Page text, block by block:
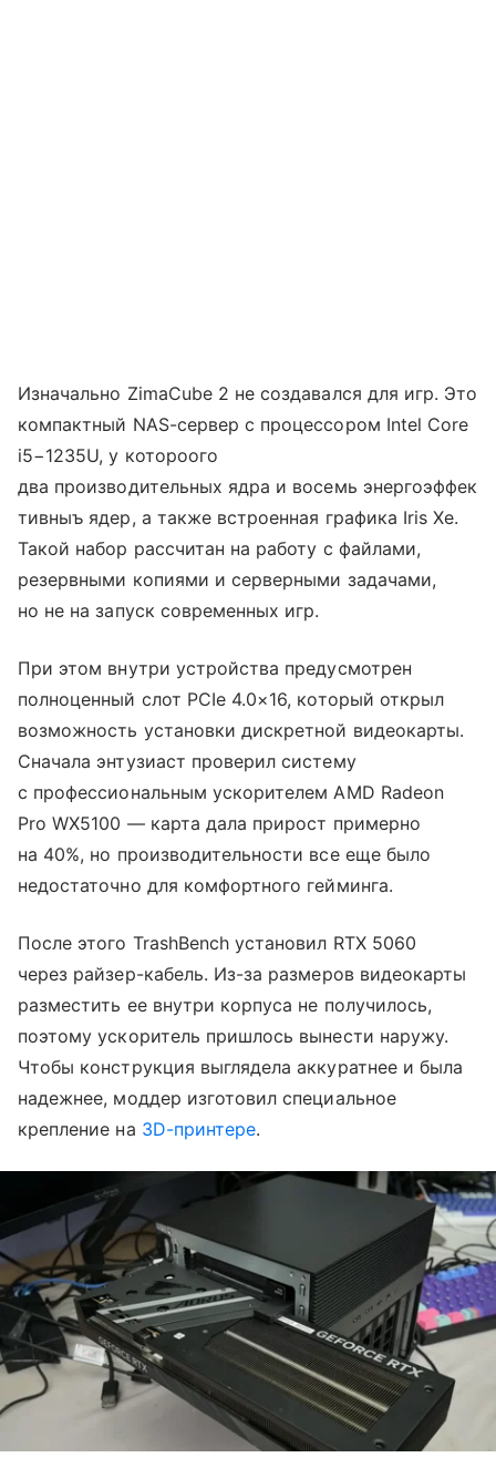
Изначально ZimaCube 2 не создавался для игр. Это
компактный NAS-сервер с процессором Intel Core
i5−1235U, у котороого
два производительных ядра и восемь энергоэффек
тивныъ ядер, а также встроенная графика Iris Xe.
Такой набор рассчитан на работу с файлами,
резервными копиями и серверными задачами,
но не на запуск современных игр.
При этом внутри устройства предусмотрен
полноценный слот PCIe 4.0×16, который открыл
возможность установки дискретной видеокарты.
Сначала энтузиаст проверил систему
с профессиональным ускорителем AMD Radeon
Pro WX5100 — карта дала прирост примерно
на 40%, но производительности все еще было
недостаточно для комфортного гейминга.
После этого TrashBench установил RTX 5060
через райзер-кабель. Из-за размеров видеокарты
разместить ее внутри корпуса не получилось,
поэтому ускоритель пришлось вынести наружу.
Чтобы конструкция выглядела аккуратнее и была
надежнее, моддер изготовил специальное
крепление на 3D-принтере.